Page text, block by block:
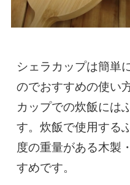
シェラカップは簡単
のでおすすめの使い
カップでの炊飯には
す。炊飯で使用する
度の重量がある木製
すめです。